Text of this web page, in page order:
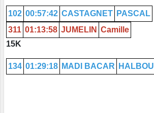
102 00:57:42 CASTAGNET PASCAL
311 01:13:58 JUMELIN Camille
15K
134 01:29:18 MADI BACAR HALBOU